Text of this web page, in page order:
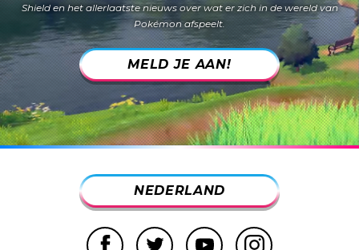
Shielden het allerlaatste nieuws over wat er zich in de wereld van
Pokémon afspeelt.
MELD JE AAN!
NEDERLAND